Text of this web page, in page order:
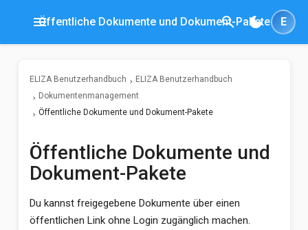
menu
Öffentliche Dokumente und Dokument-Pakete
search dark_mode E
ELIZA Benutzerhandbuch
ELIZA Benutzerhandbuch
Dokumentenmanagement
Öffentliche Dokumente und Dokument-Pakete
Öffentliche Dokumente und
Dokument-Pakete
Du kannst freigegebene Dokumente über einen
öffentlichen Link ohne Login zugänglich machen.